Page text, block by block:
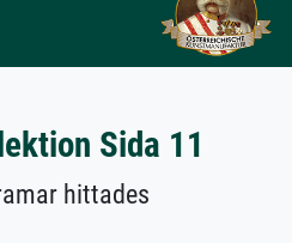
Sida 11
hittades